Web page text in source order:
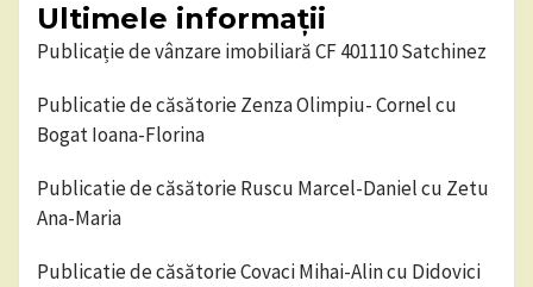
Ultimele informații
Publicație de vânzare imobiliară CF 401110 Satchinez
Publicatie de căsătorie Zenza Olimpiu- Cornel cu
Bogat Ioana-Florina
Publicatie de căsătorie Ruscu Marcel-Daniel cu Zetu
Ana-Maria
Publicatie de căsătorie Covaci Mihai-Alin cu Didovici